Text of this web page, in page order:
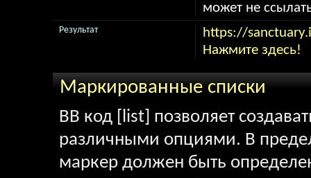
может не
https://
Нажмите здесь!
Результат
Маркированные списки
BB код [list] позволяет
различными опциями. В
маркер должен быть